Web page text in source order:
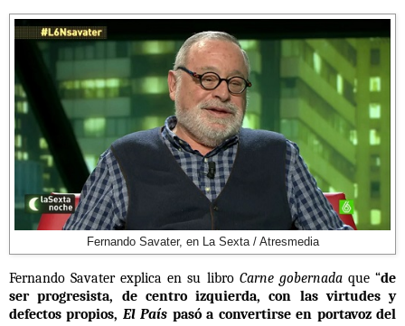
Fernando Savater, en La Sexta / Atresmedia
Fernando Savater explica en su libro Carne gobernadaque “de
ser progresista, de centro izquierda, con las virtudes y
defectos propios, El País pasó a convertirse en portavoz del